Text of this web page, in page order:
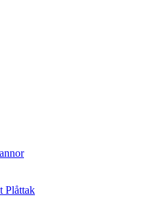
Plåttak